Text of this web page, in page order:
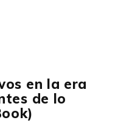
en la era
de lo